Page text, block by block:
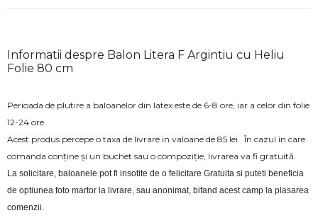
Informatii despre Balon Litera F Argintiu cu Heliu
Folie 80 cm
Perioada de plutire a baloanelor din latex este de 6-8 ore, iar a celor din folie
12-24 ore.
Acest produs percepe o taxa de livrare in valoane de 85 lei.
În cazul în care
comanda conține și un buchet sau o compoziție, livrarea va fi gratuită.
La solicitare, baloanele pot fi insotite de o felicitare Gratuita si puteti beneficia
de optiunea foto martor la livrare, sau anonimat, bifand acest camp la plasarea
comenzii.